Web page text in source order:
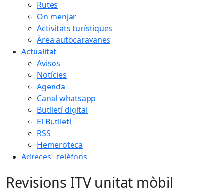
Rutes
On menjar
Activitats turístiques
Àrea autocaravanes
Actualitat
Avisos
Notícies
Agenda
Canal whatsapp
Butlletí digital
El Butlletí
RSS
Hemeroteca
Adreces i telèfons
Revisions ITV unitat mòbil